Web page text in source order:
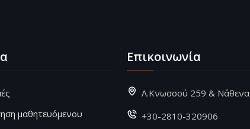
μαθητευόμενου
Επικοινωνία
Λ.Κνωσσού 259 & Νάθενα
+30-2810-320906